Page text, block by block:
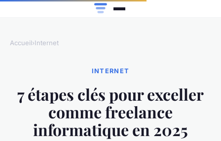
Accueil›Internet
INTERNET
7 étapes clés pour exceller
comme freelance
informatique en 2025